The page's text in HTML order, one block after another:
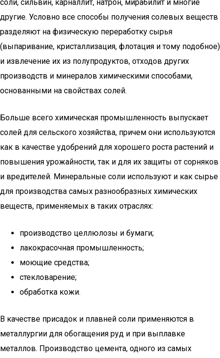
соли, сильвин, карналлит, натрон, мирабилит и многие
другие. Условно все способы получения солевых веществ
разделяют на физическую переработку сырья
(выпаривание, кристаллизация, флотация и тому подобное)
и извлечение их из полупродуктов, отходов других
производств и минералов химическими способами,
основанными на свойствах солей.
Больше всего химическая промышленность выпускает
солей для сельского хозяйства, причем они используются
как в качестве удобрений для хорошего роста растений и
повышения урожайности, так и для их защиты от сорняков
и вредителей. Минеральные соли используют и как сырье
для производства самых разнообразных химических
веществ, применяемых в таких отраслях:
производство целлюлозы и бумаги;
лакокрасочная промышленность;
моющие средства;
стекловарение;
обработка кожи.
В качестве присадок и плавней соли применяются в
металлургии для обогащения руд и при выплавке
металлов. Производство цемента, одного из самых